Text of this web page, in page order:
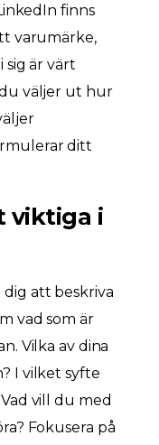
finns
varumärke,
sig är värt
väljer ut hur
ditt
viktiga i
att beskriva
vad som är
Vilka av dina
I vilket syfte
vill du med
Fokusera på